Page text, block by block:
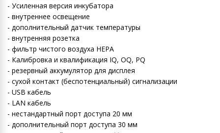
- Усиленная версия инкубатора
- внутреннее освещение
- дополнительный датчик температуры
- внутренняя розетка
- фильтр чистого воздуха HEPA
- Калибровка и квалификация IQ, OQ, PQ
- резервный аккумулятор для дисплея
- сухой контакт (беспотенциальный) сигнализации
- USB кабель
- LAN кабель
- нестандартный порт доступа 20 мм
- дополнительный порт доступа 30 мм